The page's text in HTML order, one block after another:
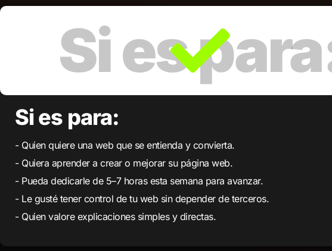
Si es para:
- Quien quiere una web que se entienda y convierta.
- Quiera aprender a crear o mejorar su página web.
- Pueda dedicarle de 5–7 horas esta semana para avanzar.
- Le gusté tener control de tu web sin depender de terceros.
- Quien valore explicaciones simples y directas.